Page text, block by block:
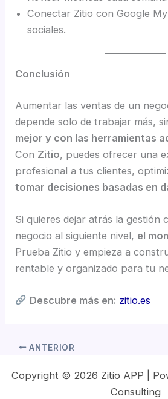
Conectar Zitio con Google
sociales.
Conclusión
Aumentar las ventas de un
depende solo de trabajar más,
mejor y con las herramientas
Con Zitio, puedes ofrecer una
profesional a tus clientes,
tomar decisiones basadas en
Si quieres dejar atrás la gestión
negocio al siguiente nivel, el
Prueba Zitio y empieza a
rentable y organizado para tu
Descubre más en: zitio.es
ANTERIOR
Copyright © 2026 Zitio APP |
Consulting